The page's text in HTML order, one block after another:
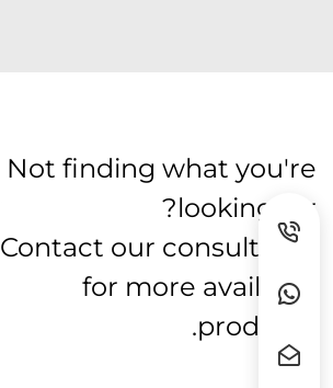
Not finding what you're
looking for?
Contact our consultants
for more available
products.